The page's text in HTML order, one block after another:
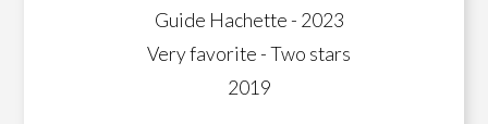
Guide Hachette - 2023
Very favorite - Two stars
2019